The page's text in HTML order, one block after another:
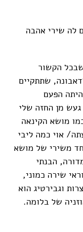
לה שירי אהבה
הקשור
שתתקיים
הפעם
מן החזה שלי
מושא הקינאה
אוי כמה ליבי
משירי של מושא
הבנתי
שירה כמוני,
וגבירטיג הוא
של בלומה.